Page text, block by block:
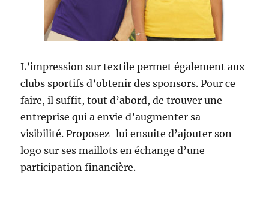
L’impression sur textile permet également aux
clubs sportifs d’obtenir des sponsors. Pour ce
faire, il suffit, tout d’abord, de trouver une
entreprise qui a envie d’augmenter sa
visibilité. Proposez-lui ensuite d’ajouter son
logo sur ses maillots en échange d’une
participation financière.